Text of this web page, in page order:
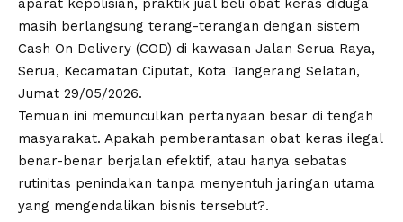
aparat kepolisian, praktik jual beli obat keras diduga
masih berlangsung terang-terangan dengan sistem
Cash On Delivery (COD) di kawasan Jalan Serua Raya,
Serua, Kecamatan Ciputat, Kota Tangerang Selatan,
Jumat 29/05/2026.‎‎
Temuan ini memunculkan pertanyaan besar di tengah
masyarakat. Apakah pemberantasan obat keras ilegal
benar-benar berjalan efektif, atau hanya sebatas
rutinitas penindakan tanpa menyentuh jaringan utama
yang mengendalikan bisnis tersebut?.